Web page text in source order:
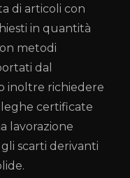
di articoli con
in quantità
metodi
dal
inoltre richiedere
certificate
lavorazione
scarti derivanti